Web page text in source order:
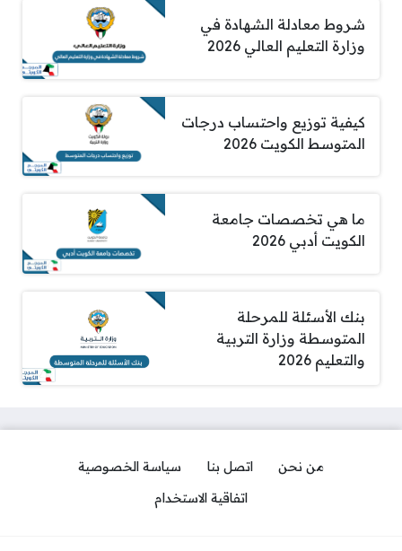
شروط معادلة الشهادة في
وزارة التعليم العالي 2026
كيفية توزيع واحتساب درجات
المتوسط الكويت 2026
ما هي تخصصات جامعة
الكويت أدبي 2026
بنك الأسئلة للمرحلة
المتوسطة وزارة التربية
والتعليم 2026
من نحن اتصل بنا
سياسة الخصوصية
اتفاقية الاستخدام